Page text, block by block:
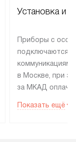
Установка и
Приборы с
подключаются к
коммуникациям
в Москве, при
за МКАД
партнера
Показать ещё